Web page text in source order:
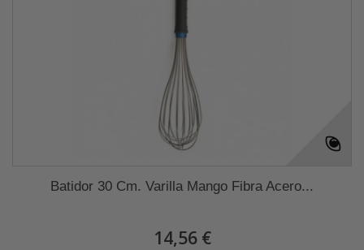
Batidor 30 Cm. Varilla Mango Fibra Acero...
14,56 €